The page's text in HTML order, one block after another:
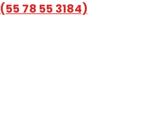
(55 78 55 3184)